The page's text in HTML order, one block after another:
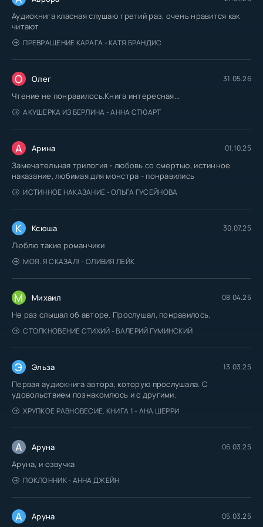
Аудиокнига класная слушаю третий раз, очень нравится как
читают
ПРЕВРАЩЕНИЕ КАРАГА - КАТЯ БРАНДИС
О Олег 31.05.26
Чтение не понравилось.Книга интересная...
АКУШЕРКА ИЗ БЕРЛИНА - АННА СТЮАРТ
А Арина 01.10.25
Замечательная трилогия - любовь со смертью, истинное
наказание, любимая для монстра - понравились
ИСТИННОЕ НАКАЗАНИЕ - ОЛЬГА ГУСЕЙНОВА
К Ксюша 30.07.25
Люблю такие романчики
МОЯ. Я СКАЗАЛ! - ОЛИВИЯ ЛЕЙК
М Михаил 08.04.25
Не раз слышал об авторе. Прослушал, понравилось.
СТОЛКНОВЕНИЕ СТИХИЙ - ВАЛЕРИЙ ГУМИНСКИЙ
Э Эльза 13.03.25
Первая аудиокнига автора, которую прослушала. С
удовольствием познакомлюсь и с другими.
ХРУПКОЕ РАВНОВЕСИЕ. КНИГА 1 - АНА ШЕРРИ
А Аруна 06.03.25
Аруна, и озвучка
ПОКЛОННИК - АННА ДЖЕЙН
А Аруна 05.03.25
Ubi'stvo_v_dome_080
Ubi'stvo_v_dome_083
Ubi'stvo_v_dome_085
Ubi'stvo_v_dome_086
Ubi'stvo_v_dome_087
Ubi'stvo_v_dome_088
Ubi'stvo_v_dome_091
Ubi'stvo_v_dome_093
Ubi'stvo_v_dome_094
Ubi'stvo_v_dome_095
Ubi'stvo_v_dome_096
Ubi'stvo_v_dome_097
Ubi'stvo_v_dome_099
Ubi'stvo_v_dome_100
Ubi'stvo_v_dome_101
Ubi'stvo_v_dome_102
Ubi'stvo_v_dome_103
Ubi'stvo_v_dome_104
Ubi'stvo_v_dome_105
Ubi'stvo_v_dome_107